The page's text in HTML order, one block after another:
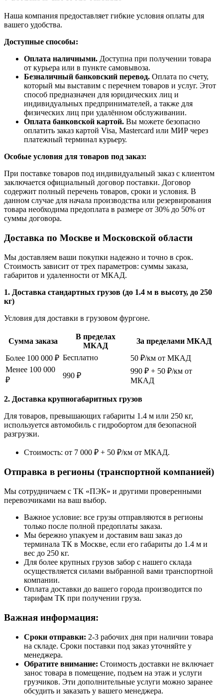
Наша компания предоставляет гибкие условия оплаты для
вашего удобства.
Доступные способы:
Оплата наличными. Доступна при получении товара
от курьера или в пункте самовывоза.
Безналичный банковский перевод. Оплата по счету,
который мы выставим с перечнем товаров и услуг. Этот
способ предназначен для юридических лиц и
индивидуальных предпринимателей, а также для
физических лиц при удалённом обслуживании.
Оплата банковской картой. Вы можете безопасно
оплатить заказ картой Visa, Mastercard или МИР через
платежный терминал курьеру.
Особые условия для товаров под заказ:
При поставке товаров под индивидуальный заказ с клиентом
заключается официальный договор поставки. Договор
содержит полный перечень товаров, сроки и условия. В
данном случае для начала производства или резервирования
товара необходима предоплата в размере от 30% до 50% от
суммы договора.
Доставка по Москве и Московской области
Мы доставляем ваши покупки надежно и точно в срок.
Стоимость зависит от трех параметров: суммы заказа,
габаритов и удаленности от МКАД.
1. Доставка стандартных грузов (до 1.4 м в высоту, до 250
кг)
Условия для доставки в грузовом фургоне.
Сумма заказа
В пределах
МКАД
За пределами МКАД
Более 100 000 ₽ Бесплатно
50 ₽/км от МКАД
Менее 100 000
₽
990 ₽
990 ₽ + 50 ₽/км от
МКАД
2. Доставка крупногабаритных грузов
Для товаров, превышающих габариты 1.4 м или 250 кг,
используется автомобиль с гидробортом для безопасной
разгрузки.
Стоимость: от 7 000 ₽ + 50 ₽/км от МКАД.
Отправка в регионы (транспортной компанией)
Мы сотрудничаем с ТК «ПЭК» и другими проверенными
перевозчиками на ваш выбор.
Важное условие: все грузы отправляются в регионы
только после полной предоплаты заказа.
Мы бережно упакуем и доставим ваш заказ до
терминала ТК в Москве, если его габариты до 1.4 м и
вес до 250 кг.
Для более крупных грузов забор с нашего склада
осуществляется силами выбранной вами транспортной
компании.
Оплата доставки до вашего города производится по
тарифам ТК при получении груза.
Важная информация:
Сроки отправки: 2-3 рабочих дня при наличии товара
на складе. Сроки поставки под заказ уточняйте у
менеджера.
Обратите внимание: Стоимость доставки не включает
занос товара в помещение, подъем на этаж и услуги
грузчиков. Эти дополнительные услуги можно заранее
обсудить и заказать у вашего менеджера.